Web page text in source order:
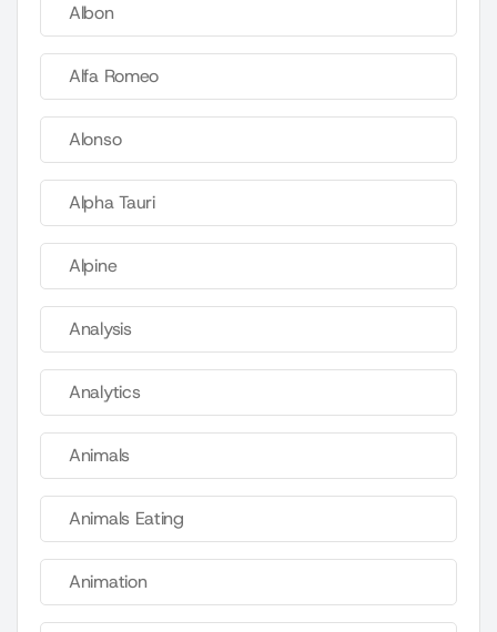
Albon
Alfa Romeo
Alonso
Alpha Tauri
Alpine
Analysis
Analytics
Animals
Animals Eating
Animation